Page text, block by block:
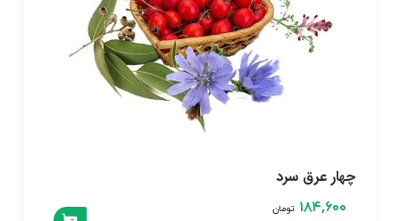
چهار عرق سرد
۱۸۴,۶۰۰ تومان